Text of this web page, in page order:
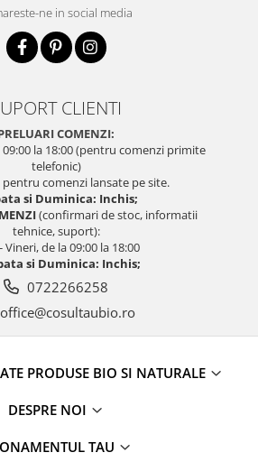
ne in social media
CLIENTI
COMENZI:
09:00 la 18:00 (pentru comenzi primite
telefonic)
pentru comenzi lansate pe site.
si Duminica: Inchis;
(confirmari de stoc, informatii
tehnice, suport):
Vineri, de la 09:00 la 18:00
si Duminica: Inchis;
0722266258
office@cosultaubio.ro
PRODUSE BIO SI NATURALE
DESPRE NOI
TAU